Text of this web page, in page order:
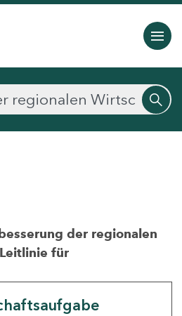
der regionalen
für